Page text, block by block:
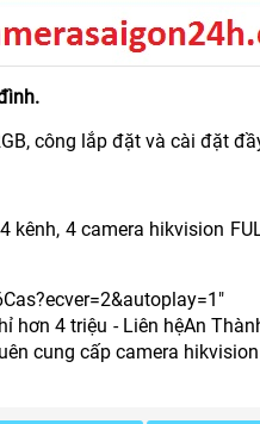
công lắp đặt và cài đặt
4 camera hikvision
hơn 4 triệu - Liên hệAn
cung cấp camera